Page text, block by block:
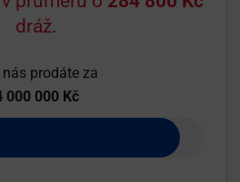
dráž.
nás prodáte za
000 000 Kč